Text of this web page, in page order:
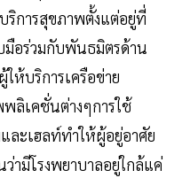
ริการสุขภาพตั้งแต่อยู่ที่
มือร่วมกับพันธมิตรด้าน
ห้บริการเครือข่าย
ลิเคชั่นต่างๆการใช้
ละเฮลท์ทำให้ผู้อยู่อาศัย
ามีโรงพยาบาลอยู่ใกล้แค่